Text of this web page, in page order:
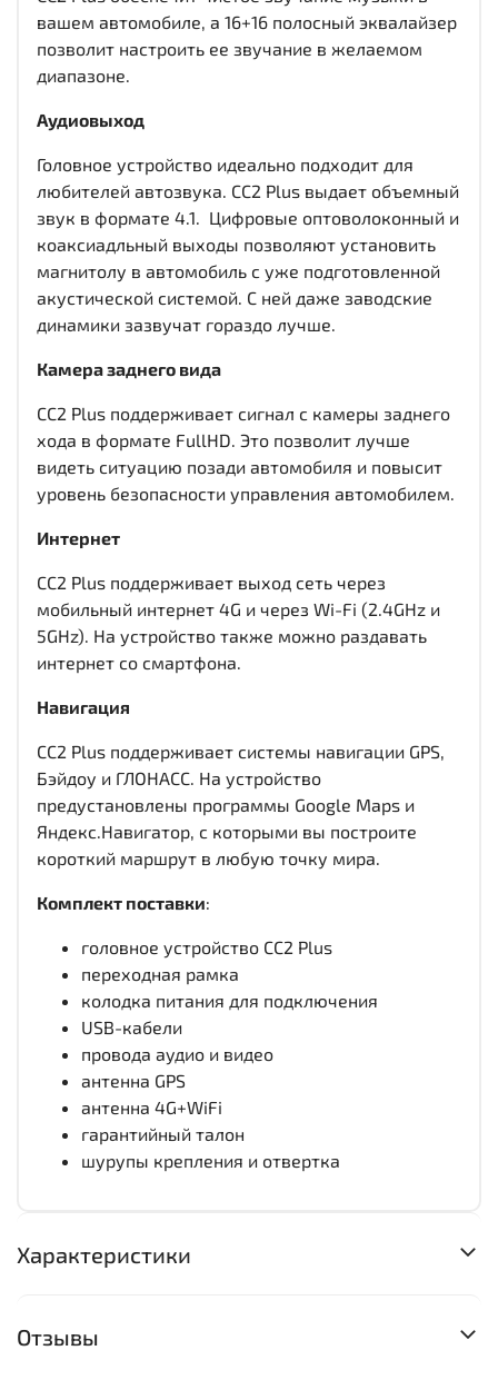
вашем автомобиле, а 16+16 полосный эквалайзер
позволит настроить ее звучание в желаемом
диапазоне.
Аудиовыход
Головное устройство идеально подходит для
любителей автозвука. CC2 Plus выдает объемный
звук в формате 4.1. Цифровые оптоволоконный и
коаксиадльный выходы позволяют установить
магнитолу в автомобиль с уже подготовленной
акустической системой. С ней даже заводские
динамики зазвучат гораздо лучше.
Камера заднего вида
CC2 Plus поддерживает сигнал с камеры заднего
хода в формате FullHD. Это позволит лучше
видеть ситуацию позади автомобиля и повысит
уровень безопасности управления автомобилем.
Интернет
CC2 Plus поддерживает выход сеть через
мобильный интернет 4G и через Wi-Fi (2.4GHz и
5GHz). На устройство также можно раздавать
интернет со смартфона.
Навигация
CC2 Plus поддерживает системы навигации GPS,
Бэйдоу и ГЛОНАСС. На устройство
предустановлены программы Google Maps и
Яндекс.Навигатор, с которыми вы построите
короткий маршрут в любую точку мира.
Комплект поставки:
головное устройство CC2 Plus
переходная рамка
колодка питания для подключения
USB-кабели
провода аудио и видео
антенна GPS
антенна 4G+WiFi
гарантийный талон
шурупы крепления и отвертка
Характеристики
Отзывы